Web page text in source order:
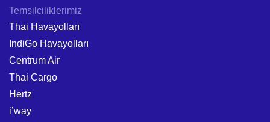
Temsilciliklerimiz
Thai Havayolları
IndiGo Havayolları
Centrum Air
Thai Cargo
Hertz
i’way